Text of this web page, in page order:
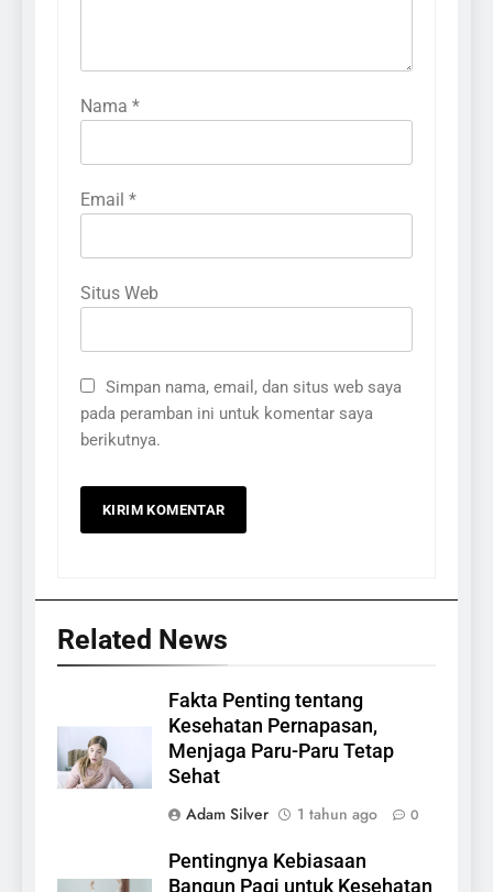
Nama *
Email *
Situs Web
Simpan nama, email, dan situs web saya
pada peramban ini untuk komentar saya
berikutnya.
Related News
Fakta Penting tentang
Kesehatan Pernapasan,
Menjaga Paru-Paru Tetap
Sehat
Adam Silver
1 tahun ago 0
Pentingnya Kebiasaan
Bangun Pagi untuk Kesehatan